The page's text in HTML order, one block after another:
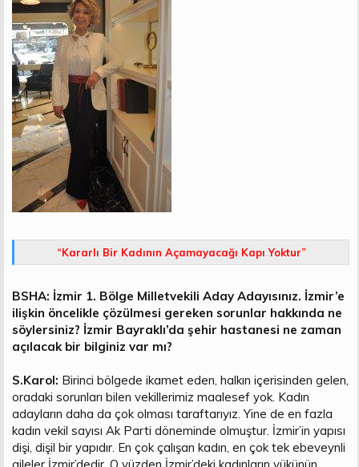
“Kararlı Bir Kadının Açamayacağı Kapı Yoktur”
BSHA: İzmir 1. Bölge Milletvekili Aday Adayısınız. İzmir’e
ilişkin öncelikle çözülmesi gereken sorunlar hakkında ne
söylersiniz? İzmir Bayraklı’da şehir hastanesi ne zaman
açılacak bir bilginiz var mı?
S.Karol: Birinci bölgede ikamet eden, halkın içerisinden gelen,
oradaki sorunları bilen vekillerimiz maalesef yok. Kadın
adayların daha da çok olması taraftarıyız. Yine de en fazla
kadın vekil sayısı Ak Parti döneminde olmuştur. İzmir’in yapısı
dişi, dişil bir yapıdır. En çok çalışan kadın, en çok tek ebeveynli